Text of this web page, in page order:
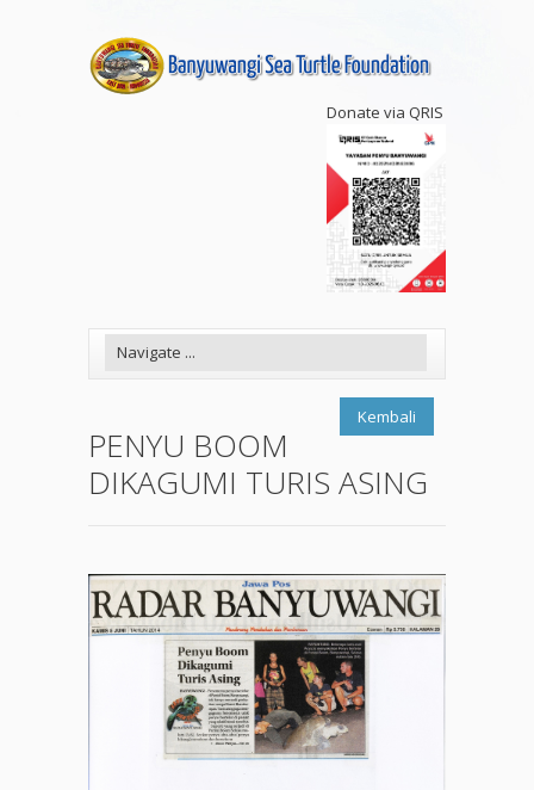
Donate via QRIS
Kembali
PENYU BOOM
DIKAGUMI TURIS ASING